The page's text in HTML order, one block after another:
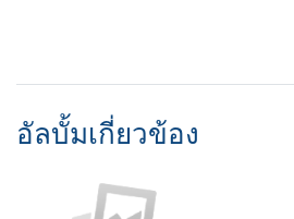
อัลบั้มเกี่ยวข้อง